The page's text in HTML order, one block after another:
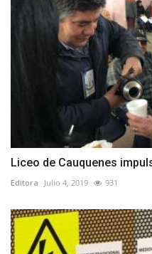
Liceo de Cauquenes
Editora Julio 4, 2019 931